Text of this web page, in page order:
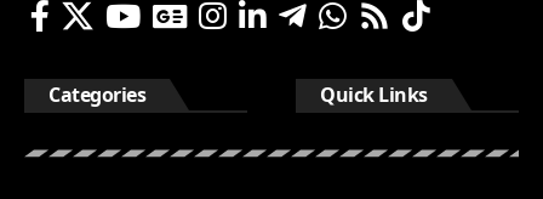
Categories Quick Links